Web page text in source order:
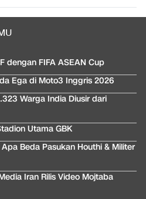
dengan FIFA ASEAN Cup
Ega di Moto3 Inggris 2026
Warga India Diusir dari
Utama GBK
Beda Pasukan Houthi & Militer
Iran Rilis Video Mojtaba